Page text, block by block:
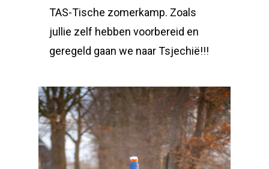
TAS-Tische zomerkamp. Zoals
jullie zelf hebben voorbereid en
geregeld gaan we naar Tsjechië!!!